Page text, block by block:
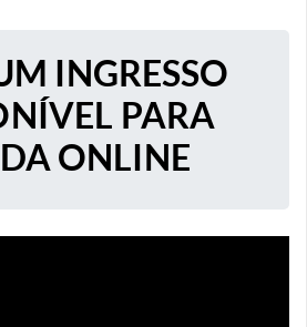
INGRESSO
PARA
ONLINE